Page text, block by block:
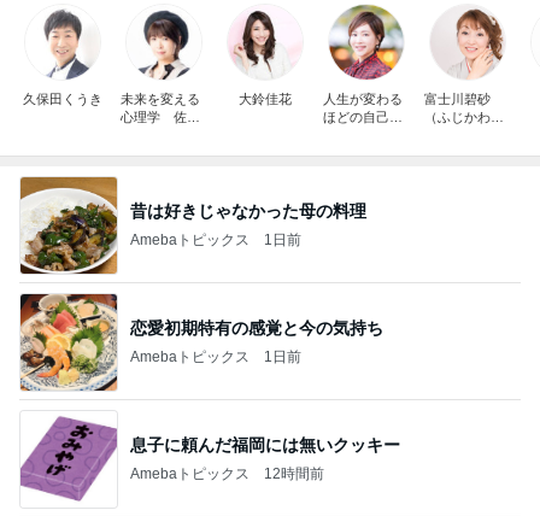
久保田くうき
未来を変える
心理学 佐藤
大鈴佳花
人生が変わる
ほどの自己理
言語化®｜マ
こ
富士川碧砂
（ふじかわみ
昔は好きじゃなかった母の料理
Amebaトピックス 1日前
恋愛初期特有の感覚と今の気持ち
Amebaトピックス 1日前
息子に頼んだ福岡には無いクッキー
Amebaトピックス 12時間前